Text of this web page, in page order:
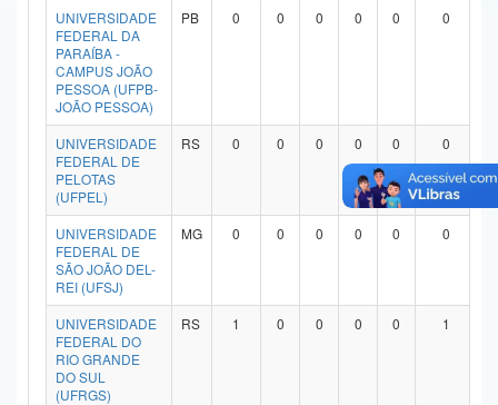
Banco Central do Brasil
UNIVERSIDADE
FEDERAL DA
PARAÍBA -
CAMPUS JOÃO
PESSOA (UFPB-
JOÃO PESSOA)
PB 0 0 0 0 0 0
UNIVERSIDADE
FEDERAL DE
PELOTAS
(UFPEL)
RS 0 0 0 0 0 0
UNIVERSIDADE
FEDERAL DE
SÃO JOÃO DEL-
REI (UFSJ)
MG 0 0 0 0 0 0
UNIVERSIDADE
FEDERAL DO
RIO GRANDE
DO SUL
(UFRGS)
RS 1 0 0 0 0 1